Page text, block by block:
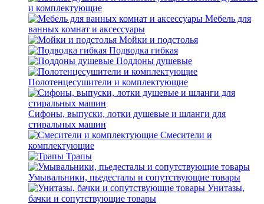
и комплектующие
Мебель для
ванных комнат и аксессуары
Мойки и подстолья
Подводка гибкая
Поддоны душевые
Полотенцесушители и комплектующие
Сифоны, выпуски, лотки душевые и шланги для
стиральных машин
Смесители и
комплектующие
Трапы
Умывальники, пьедесталы и сопутствующие товары
Унитазы,
бачки и сопутствующие товары